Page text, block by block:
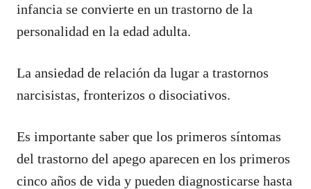
infancia se convierte en un trastorno de la
personalidad en la edad adulta.
La ansiedad de relación da lugar a trastornos
narcisistas, fronterizos o disociativos.
Es importante saber que los primeros síntomas
del trastorno del apego aparecen en los primeros
cinco años de vida y pueden diagnosticarse hasta